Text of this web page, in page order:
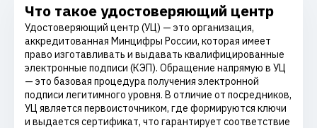
Что такое удостоверяющий центр
Удостоверяющий центр (УЦ) — это организация,
аккредитованная Минцифры России, которая имеет
право изготавливать и выдавать квалифицированные
электронные подписи (КЭП). Обращение напрямую в УЦ
— это базовая процедура получения электронной
подписи легитимного уровня. В отличие от посредников,
УЦ является первоисточником, где формируются ключи
и выдается сертификат, что гарантирует соответствие